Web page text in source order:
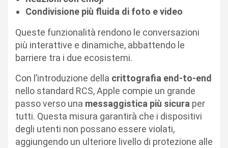
Condivisione più fluida di foto e video
Queste funzionalità rendono le conversazioni
più interattive e dinamiche, abbattendo le
barriere tra i due ecosistemi.
Con l’introduzione della crittografia end-to-end
nello standard RCS, Apple compie un grande
passo verso una messaggistica più sicura per
tutti. Questa misura garantirà che i dispositivi
degli utenti non possano essere violati,
aggiungendo un ulteriore livello di protezione alle